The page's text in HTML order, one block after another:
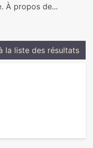
À propos de...
la liste des résultats